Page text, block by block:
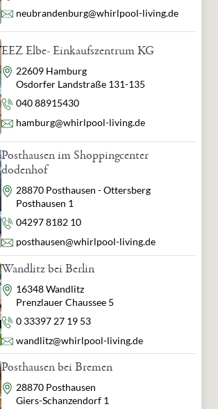
E-Mail
neubrandenburg@whirlpool-living.de
EEZ Elbe- Einkaufszentrum KG
Adresse
22609 Hamburg
Osdorfer Landstraße 131-135
Telefon
040 88915430
E-Mail
hamburg@whirlpool-living.de
Posthausen im Shoppingcenter
dodenhof
Adresse
28870 Posthausen - Ottersberg
Posthausen 1
Telefon
04297 8182 10
E-Mail
posthausen@whirlpool-living.de
Wandlitz bei Berlin
Adresse
16348 Wandlitz
Prenzlauer Chaussee 5
Telefon
0 33397 27 19 53
E-Mail
wandlitz@whirlpool-living.de
Posthausen bei Bremen
Adresse
28870 Posthausen
Giers-Schanzendorf 1